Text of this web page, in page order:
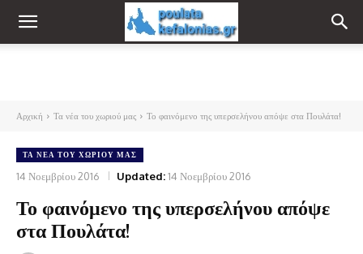
Αρχική Τα νέα του χωριού μας Το φαινόμενο της υπερσελήνου απόψε στα Πουλάτα!
ΤΑ ΝΈΑ ΤΟΥ ΧΩΡΙΟΎ ΜΑΣ
14 Νοεμβρίου 2016 Updated:14 Νοεμβρίου 2016
Το φαινόμενο της υπερσελήνου απόψε
στα Πουλάτα!